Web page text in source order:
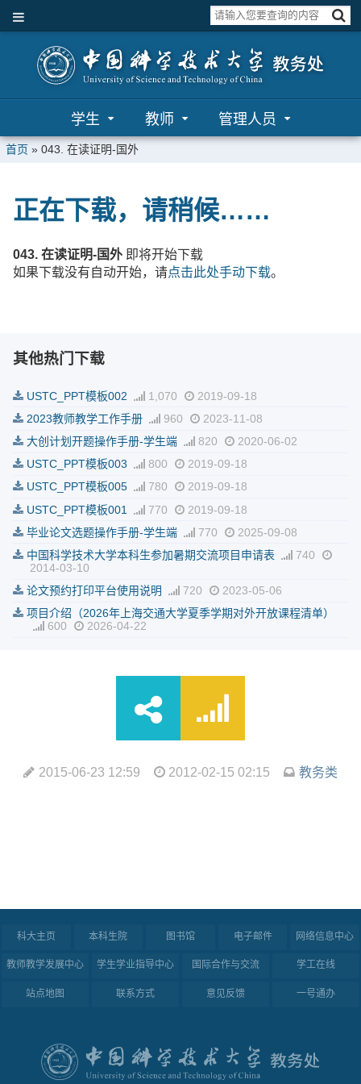
学生 教师 管理人员
首页 » 043. 在读证明-国外
正在下载，请稍候……
043. 在读证明-国外 即将开始下载
如果下载没有自动开始，请点击此处手动下载。
其他热门下载
USTC_PPT模板002 1,070
2019-09-18
2023教师教学工作手册
960
2023-11-08
大创计划开题操作手册-学生端
820
2020-06-02
USTC_PPT模板003
800
2019-09-18
USTC_PPT模板005
780
2019-09-18
USTC_PPT模板001
770
2019-09-18
毕业论文选题操作手册-学生端
770
2025-09-08
中国科学技术大学本科生参加暑期交流项目申请表
740
2014-03-10
论文预约打印平台使用说明
720
2023-05-06
项目介绍（2026年上海交通大学夏季学期对外开放课程清单）
600
2026-04-22
2015-06-23 12:59 2012-02-15 02:15 教务类
科大主页 本科生院 图书馆 电子邮件 网络信息中心
教师教学发展中心 学生学业指导中心 国际合作与交流 学工在线
站点地图 联系方式 意见反馈 一号通办